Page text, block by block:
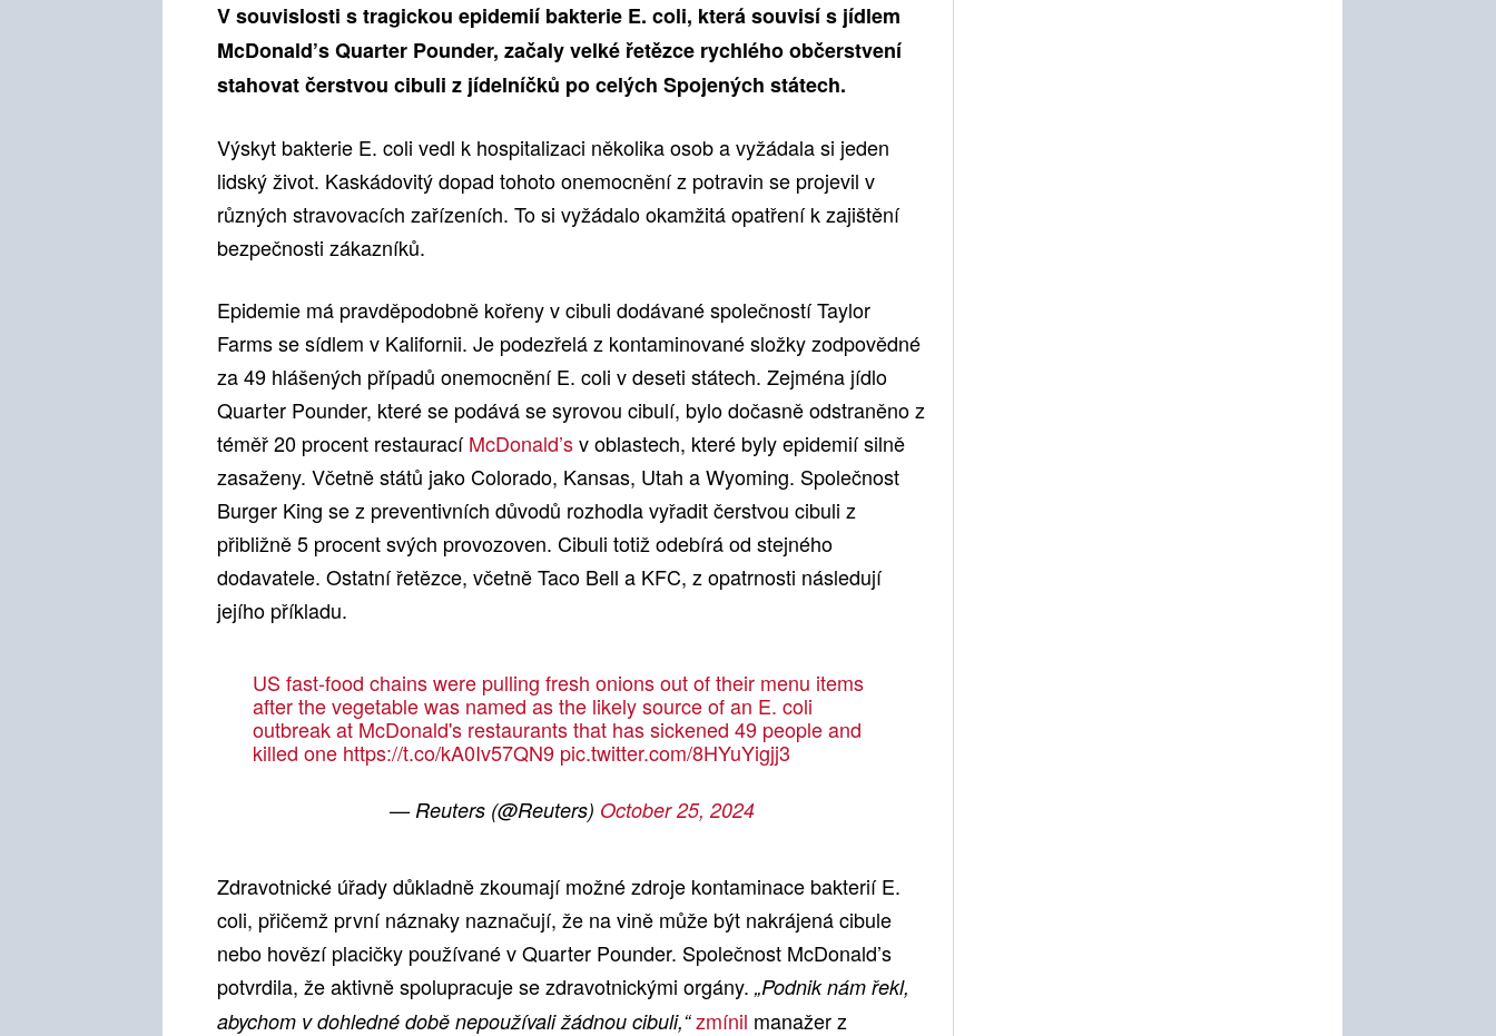
V souvislosti s tragickou epidemií bakterie E. coli, která souvisí s jídlem
McDonald’s Quarter Pounder, začaly velké řetězce rychlého občerstvení
stahovat čerstvou cibuli z jídelníčků po celých Spojených státech.
Výskyt bakterie E. coli vedl k hospitalizaci několika osob a vyžádala si jeden
lidský život. Kaskádovitý dopad tohoto onemocnění z potravin se projevil v
různých stravovacích zařízeních. To si vyžádalo okamžitá opatření k zajištění
bezpečnosti zákazníků.
Epidemie má pravděpodobně kořeny v cibuli dodávané společností Taylor
Farms se sídlem v Kalifornii. Je podezřelá z kontaminované složky zodpovědné
za 49 hlášených případů onemocnění E. coli v deseti státech. Zejména jídlo
Quarter Pounder, které se podává se syrovou cibulí, bylo dočasně odstraněno z
téměř 20 procent restauracíMcDonald’sv oblastech, které byly epidemií silně
zasaženy. Včetně států jako Colorado, Kansas, Utah a Wyoming. Společnost
Burger King se z preventivních důvodů rozhodla vyřadit čerstvou cibuli z
přibližně 5 procent svých provozoven. Cibuli totiž odebírá od stejného
dodavatele. Ostatní řetězce, včetně Taco Bell a KFC, z opatrnosti následují
jejího příkladu.
US fast-food chains were pulling fresh onions out of their menu items
after the vegetable was named as the likely source of an E. coli
outbreak at McDonald's restaurants that has sickened 49 people and
killed one https://t.co/kA0Iv57QN9 pic.twitter.com/8HYuYigjj3
— Reuters (@Reuters) October 25, 2024
Zdravotnické úřady důkladně zkoumají možné zdroje kontaminace bakterií E.
coli, přičemž první náznaky naznačují, že na vině může být nakrájená cibule
nebo hovězí placičky používané v Quarter Pounder. Společnost McDonald’s
potvrdila, že aktivně spolupracuje se zdravotnickými orgány. „Podnik nám řekl,
abychom v dohledné době nepoužívali žádnou cibuli,“ zmínil manažer z